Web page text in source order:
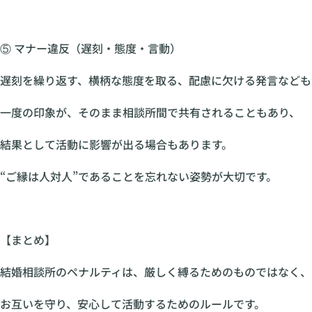
⑤ マナー違反（遅刻・態度・言動）
遅刻を繰り返す、横柄な態度を取る、配慮に欠ける発言なども
一度の印象が、そのまま相談所間で共有されることもあり、
結果として活動に影響が出る場合もあります。
“ご縁は人対人”であることを忘れない姿勢が大切です。
【まとめ】
結婚相談所のペナルティは、厳しく縛るためのものではなく、
お互いを守り、安心して活動するためのルールです。